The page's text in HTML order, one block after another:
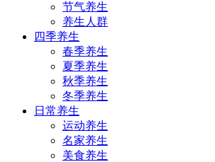
节气养生
养生人群
四季养生
春季养生
夏季养生
秋季养生
冬季养生
日常养生
运动养生
名家养生
美食养生